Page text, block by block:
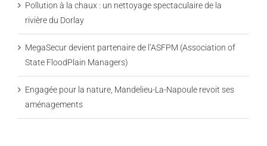
Pollution à la chaux : un nettoyage spectaculaire de la
rivière du Dorlay
MegaSecur devient partenaire de l’ASFPM (Association of
State FloodPlain Managers)
Engagée pour la nature, Mandelieu-La-Napoule revoit ses
aménagements